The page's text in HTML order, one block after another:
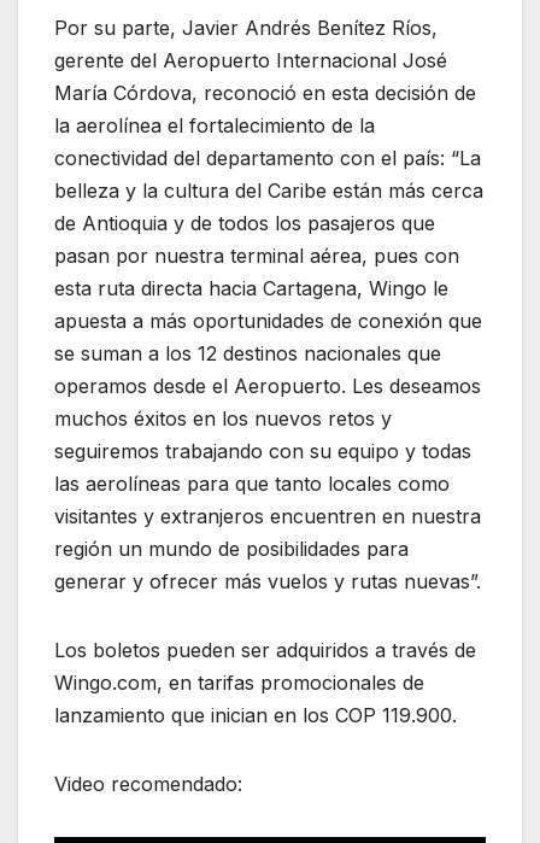
Por su parte, Javier Andrés Benítez Ríos,
gerente del Aeropuerto Internacional José
María Córdova, reconoció en esta decisión de
la aerolínea el fortalecimiento de la
conectividad del departamento con el país: “La
belleza y la cultura del Caribe están más cerca
de Antioquia y de todos los pasajeros que
pasan por nuestra terminal aérea, pues con
esta ruta directa hacia Cartagena, Wingo le
apuesta a más oportunidades de conexión que
se suman a los 12 destinos nacionales que
operamos desde el Aeropuerto. Les deseamos
muchos éxitos en los nuevos retos y
seguiremos trabajando con su equipo y todas
las aerolíneas para que tanto locales como
visitantes y extranjeros encuentren en nuestra
región un mundo de posibilidades para
generar y ofrecer más vuelos y rutas nuevas”.
Los boletos pueden ser adquiridos a través de
Wingo.com, en tarifas promocionales de
lanzamiento que inician en los COP 119.900.
Video recomendado: